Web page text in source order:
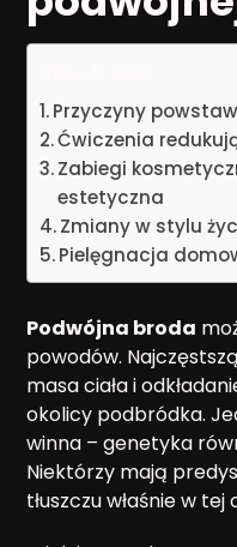
Przyczyny
Ćwiczenia
Zabiegi
estetyczna
Zmiany w stylu
Pielęgnacja
Podwójna broda
powodów.
masa ciała i
okolicy podbródka.
winna – genetyka
Niektórzy mają
tłuszczu właśnie w tej